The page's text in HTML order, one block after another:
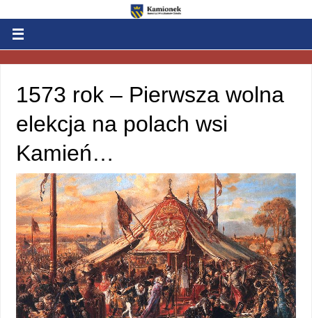
1573 rok – Pierwsza wolna
elekcja na polach wsi
Kamień…